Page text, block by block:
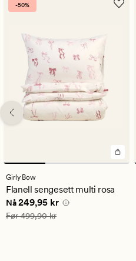
-50%
Girly Bow
Flanell sengesett multi rosa
Nåværende pris
Nå249,95 kr
Vanlig pris 499,90 kr
Før499,90 kr